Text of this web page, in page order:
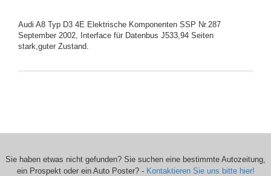
Audi A8 Typ D3 4E Elektrische Komponenten SSP Nr.287
September 2002, Interface für Datenbus J533,94 Seiten
stark,guter Zustand.
Sie haben etwas nicht gefunden? Sie suchen eine bestimmte Autozeitung,
ein Prospekt oder ein Auto Poster? - Kontaktieren Sie uns bitte hier!